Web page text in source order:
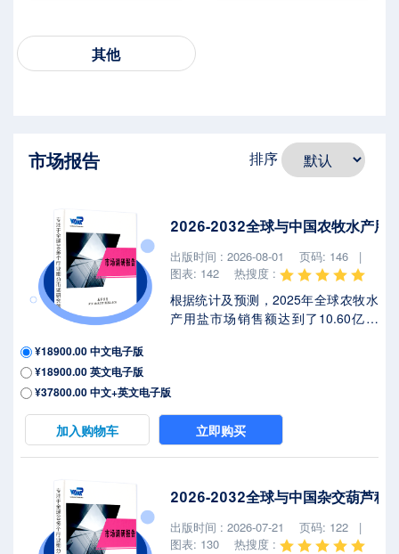
其他
市场报告 排序
2026-2032全球与中国农牧水产用
出版时间 : 2026-08-01
页码: 146 |
图表: 142
热搜度 :
根据统计及预测，2025年全球农牧水
产用盐市场销售额达到了10.60亿美
看，中国市场在过去几年变化较快，
2025年市场规模为 百万美元，约占全
球的 %，预计2032年将达到 百万美
元，届时全球占比将达到 %。2025年
著不确定性，本报告将深入解析最新
关税调整及各国应对战略对农牧水产
用盐市场竞争态势、区域经济联动及
供应链重构的潜在影响。农牧水产用
¥18900.00 中文电子版
¥18900.00 英文电子版
¥37800.00 中文+英文电子版
加入购物车 立即购买
2026-2032全球与中国杂交葫芦科
出版时间 : 2026-07-21
页码: 122 |
图表: 130
热搜度 :